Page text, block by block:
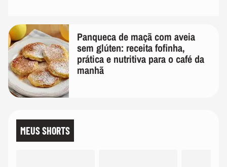
Panqueca de maçã com aveia
sem glúten: receita fofinha,
prática e nutritiva para o café da
manhã
MEUS SHORTS